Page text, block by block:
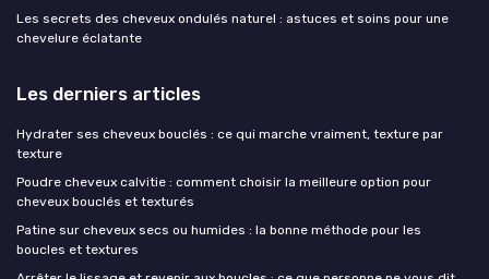
Les secrets des cheveux ondulés naturel : astuces et soins pour une
chevelure éclatante
Les derniers articles
Hydrater ses cheveux bouclés : ce qui marche vraiment, texture par
texture
Poudre cheveux calvitie : comment choisir la meilleure option pour
cheveux bouclés et texturés
Patine sur cheveux secs ou humides : la bonne méthode pour les
boucles et textures